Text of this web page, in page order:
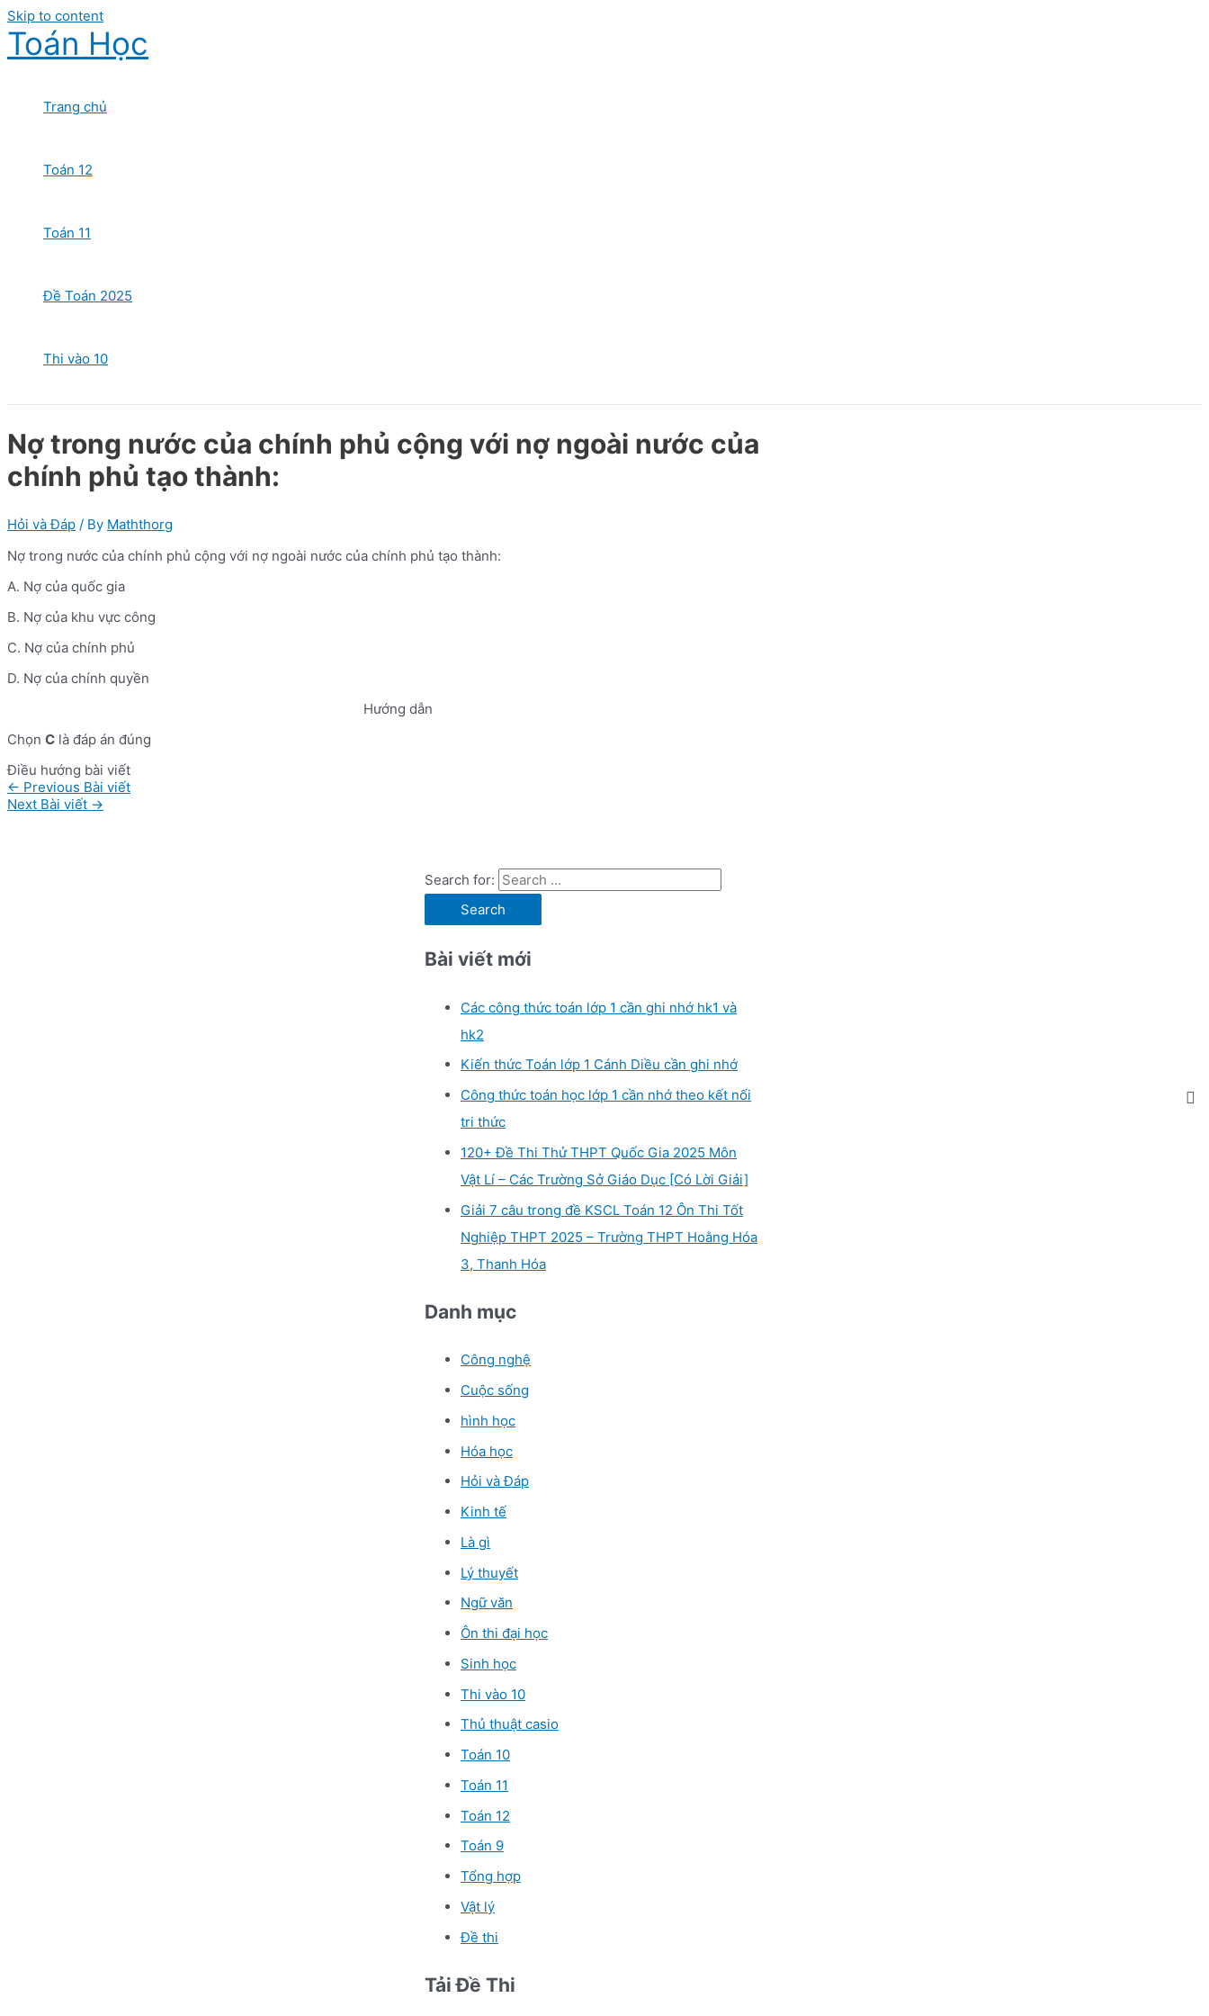
Skip to content
Toán Học
Trang chủ
Toán 12
Toán 11
Đề Toán 2025
Thi vào 10
Nợ trong nước của chính phủ cộng với nợ ngoài nước của
chính phủ tạo thành:
Hỏi và Đáp / By Maththorg
Nợ trong nước của chính phủ cộng với nợ ngoài nước của chính phủ tạo thành:
A. Nợ của quốc gia
B. Nợ của khu vực công
C. Nợ của chính phủ
D. Nợ của chính quyền
Hướng dẫn
Chọn C là đáp án đúng
Điều hướng bài viết
← Previous Bài viết
Next Bài viết →
Search for:
Bài viết mới
Các công thức toán lớp 1 cần ghi nhớ hk1 và
hk2
Kiến thức Toán lớp 1 Cánh Diều cần ghi nhớ
Công thức toán học lớp 1 cần nhớ theo kết nối
tri thức
120+ Đề Thi Thử THPT Quốc Gia 2025 Môn
Vật Lí – Các Trường Sở Giáo Dục [Có Lời Giải]
Giải 7 câu trong đề KSCL Toán 12 Ôn Thi Tốt
Nghiệp THPT 2025 – Trường THPT Hoằng Hóa
3, Thanh Hóa
Danh mục
Công nghệ
Cuộc sống
hình học
Hóa học
Hỏi và Đáp
Kinh tế
Là gì
Lý thuyết
Ngữ văn
Ôn thi đại học
Sinh học
Thi vào 10
Thủ thuật casio
Toán 10
Toán 11
Toán 12
Toán 9
Tổng hợp
Vật lý
Đề thi
Tải Đề Thi